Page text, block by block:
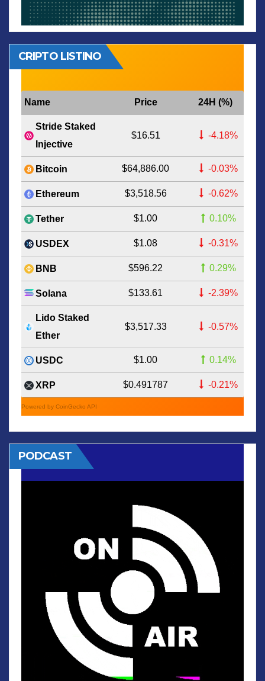
CRIPTO LISTINO
Name Price 24H (%)
Stride Staked
Injective
$16.51 -4.18%
Bitcoin $64,886.00 -0.03%
Ethereum $3,518.56 -0.62%
Tether $1.00 0.10%
USDEX $1.08 -0.31%
BNB $596.22 0.29%
Solana $133.61 -2.39%
Lido Staked
Ether
$3,517.33 -0.57%
USDC $1.00 0.14%
XRP $0.491787 -0.21%
Powered by CoinGecko API
PODCAST